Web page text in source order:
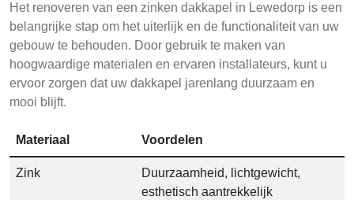
Het renoveren van een zinken dakkapel in Lewedorp is een
belangrijke stap om het uiterlijk en de functionaliteit van uw
gebouw te behouden. Door gebruik te maken van
hoogwaardige materialen en ervaren installateurs, kunt u
ervoor zorgen dat uw dakkapel jarenlang duurzaam en
mooi blijft.
Materiaal Voordelen
Zink
Duurzaamheid, lichtgewicht,
esthetisch aantrekkelijk